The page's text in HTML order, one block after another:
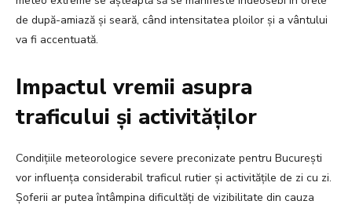
de după-amiază și seară, când intensitatea ploilor și a vântului
va fi accentuată.
Impactul vremii asupra
traficului și activităților
Condițiile meteorologice severe preconizate pentru București
vor influența considerabil traficul rutier și activitățile de zi cu zi.
Șoferii ar putea întâmpina dificultăți de vizibilitate din cauza